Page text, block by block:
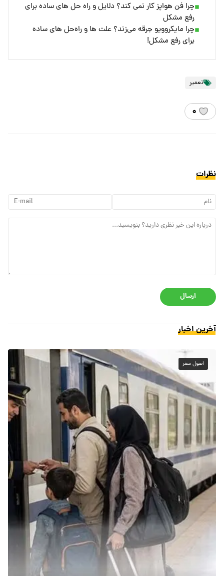
چرا فن هواپز کار نمی‌ کند؟ دلایل و راه‌ حل‌ های ساده برای
رفع مشکل
چرا مایکروویو جرقه می‌زند؟ علت‌ ها و راه‌حل‌ های ساده
برای رفع مشکل!
تعمیر
۰
نظرات
ارسال
آخرین اخبار
اصول سفر